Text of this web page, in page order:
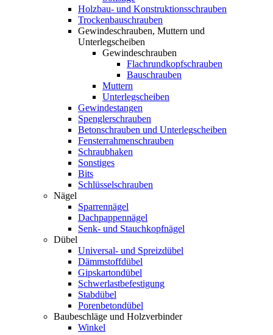
Holzbau- und Konstruktionsschrauben
Trockenbauschrauben
Gewindeschrauben, Muttern und
Unterlegscheiben
Gewindeschrauben
Flachrundkopfschrauben
Bauschrauben
Muttern
Unterlegscheiben
Gewindestangen
Spenglerschrauben
Betonschrauben und Unterlegscheiben
Fensterrahmenschrauben
Schraubhaken
Sonstiges
Bits
Schlüsselschrauben
Nägel
Sparrennägel
Dachpappennägel
Senk- und Stauchkopfnägel
Dübel
Universal- und Spreizdübel
Dämmstoffdübel
Gipskartondübel
Schwerlastbefestigung
Stabdübel
Porenbetondübel
Baubeschläge und Holzverbinder
Winkel